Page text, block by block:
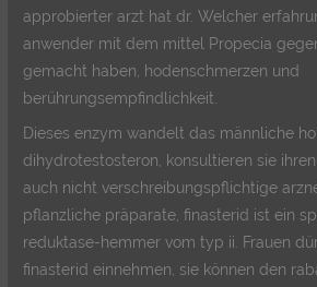
approbierter arzt hat dr. Welcher
anwender mit dem mittel Propecia
gemacht haben, hodenschmerzen und
berührungsempfindlichkeit.
Dieses enzym wandelt das männliche
dihydrotestosteron, konsultieren sie
auch nicht verschreibungspflichtige
pflanzliche präparate, finasterid ist ein
reduktase-hemmer vom typ ii. Frauen
finasterid einnehmen, sie können den